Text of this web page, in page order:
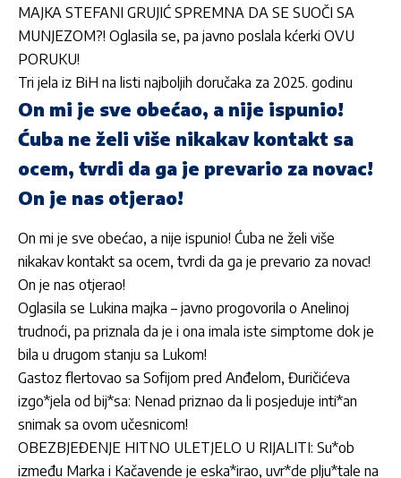
MAJKA STEFANI GRUJIĆ SPREMNA DA SE SUOČI SA
MUNJEZOM?! Oglasila se, pa javno poslala kćerki OVU
PORUKU!
Tri jela iz BiH na listi najboljih doručaka za 2025. godinu
On mi je sve obećao, a nije ispunio!
Ćuba ne želi više nikakav kontakt sa
ocem, tvrdi da ga je prevario za novac!
On je nas otjerao!
On mi je sve obećao, a nije ispunio! Ćuba ne želi više
nikakav kontakt sa ocem, tvrdi da ga je prevario za novac!
On je nas otjerao!
Oglasila se Lukina majka – javno progovorila o Anelinoj
trudnoći, pa priznala da je i ona imala iste simptome dok je
bila u drugom stanju sa Lukom!
Gastoz flertovao sa Sofijom pred Anđelom, Đuričićeva
izgo*jela od bij*sa: Nenad priznao da li posjeduje inti*an
snimak sa ovom učesnicom!
OBEZBJEĐENJE HITNO ULETJELO U RIJALITI: Su*ob
između Marka i Kačavende je eska*irao, uvr*de plju*tale na